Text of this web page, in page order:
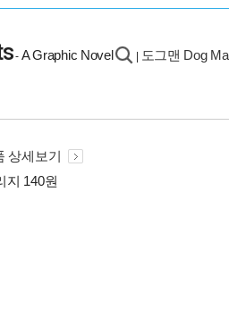
- A Graphic Novel 도그맨 Dog
상세보기
지 140원